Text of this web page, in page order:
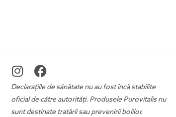
Declarațiile de sănătate nu au fost încă stabilite
oficial de către autorități. Produsele Purovitalis nu
sunt destinate tratării sau prevenirii bolilor.